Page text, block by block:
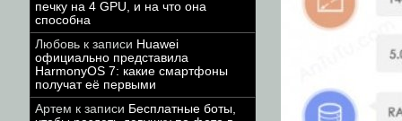
печку на 4 GPU, и на что она
способна
Любовь к записи Huawei
официально представила
HarmonyOS 7: какие смартфоны
получат её первыми
Артем к записи Бесплатные боты,